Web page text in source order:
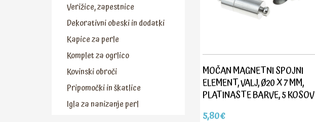
Verižice, zapestnice
Dekorativni obeski in dodatki
Kapice za perle
Komplet za ogrlico
Kovinski obroči
Pripomočki in škatlice
Igla za nanizanje perl
MOČAN MAGNETNI SPOJNI
ELEMENT, VALJ, Ø20 X 7 MM,
PLATINASTE BARVE, 5 KOSOV
5,80€